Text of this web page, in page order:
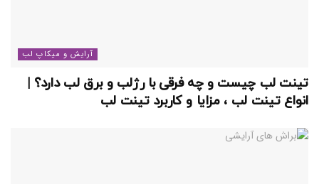
آرایش و میکاپ لب
تینت لب چیست و چه فرقی با رژلب و برق لب دارد؟ |
انواع تینت لب ، مزایا و کاربرد تینت لب